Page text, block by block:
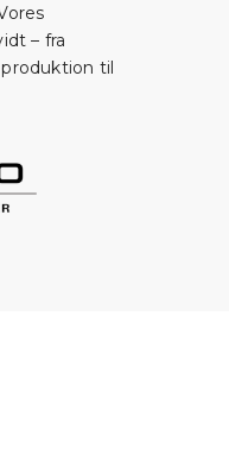
– fra
til